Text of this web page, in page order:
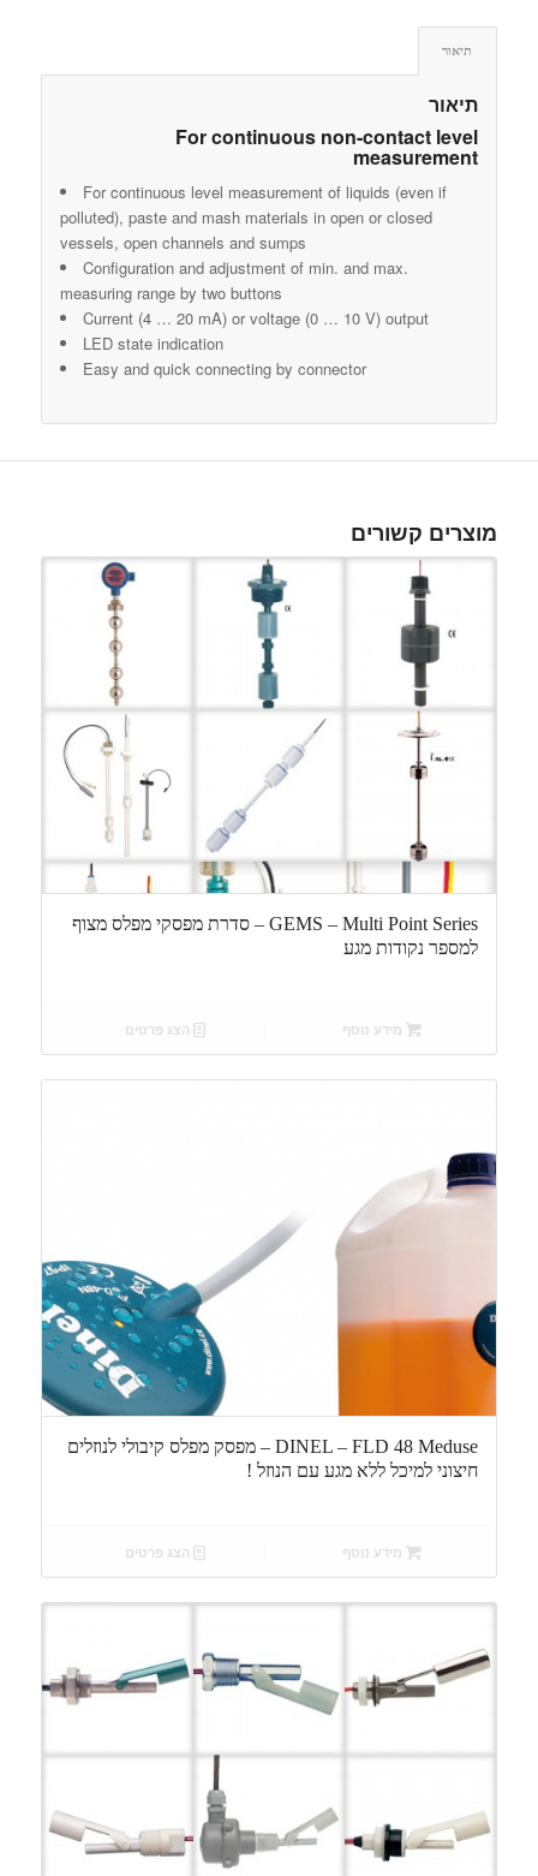
תיאור
תיאור
For continuous non-contact level
measurement
For continuous level measurement of liquids (even if
polluted), paste and mash materials in open or closed
vessels, open channels and sumps
Configuration and adjustment of min. and max.
measuring range by two buttons
Current (4 … 20 mA) or voltage (0 … 10 V) output
LED state indication
Easy and quick connecting by connector
מוצרים קשורים
GEMS – Multi Point Series – סדרת מפסקי מפלס מצוף
למספר נקודות מגע
מידע נוסף הצג פרטים
DINEL – FLD 48 Meduse – מפסק מפלס קיבולי לנוזלים
חיצוני למיכל ללא מגע עם הנוזל !
מידע נוסף הצג פרטים